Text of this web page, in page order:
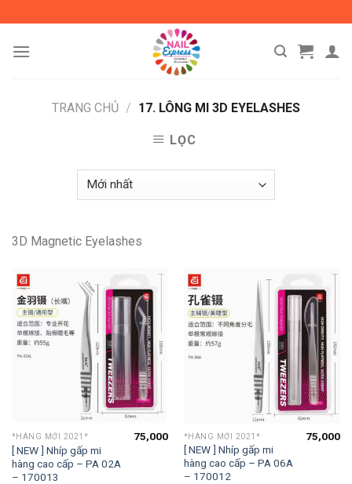
content
TRANG CHỦ / 17. LÔNG MI 3D EYELASHES
LỌC
3D Magnetic Eyelashes
*HÀNG MỚI 2021*
[ NEW ] Nhíp gấp mi
hàng cao cấp – PA 02A
– 170013
75,000 *HÀNG MỚI 2021*
[ NEW ] Nhíp gấp mi
hàng cao cấp – PA 06A
– 170012
75,000